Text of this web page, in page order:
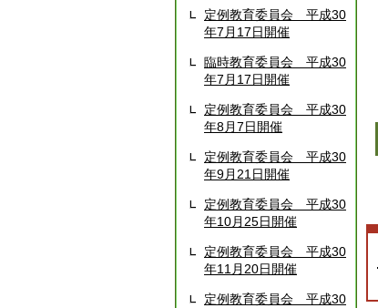
定例教育委員会 平成30
年7月17日開催
臨時教育委員会 平成30
年7月17日開催
定例教育委員会 平成30
年8月7日開催
定例教育委員会 平成30
年9月21日開催
定例教育委員会 平成30
年10月25日開催
定例教育委員会 平成30
年11月20日開催
定例教育委員会 平成30